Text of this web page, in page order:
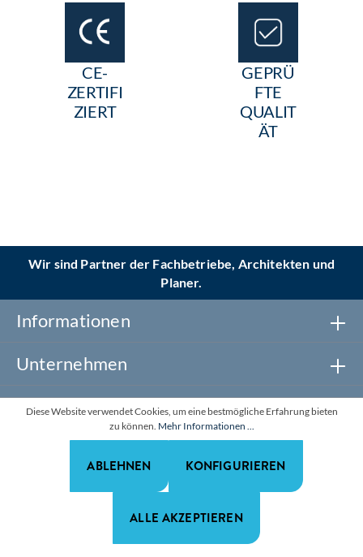
CE-
ZERTIFI
ZIERT
GEPRÜ
FTE
QUALIT
ÄT
Wir sind Partner der Fachbetriebe, Architekten und
Planer.
Informationen
Unternehmen
Newsletter abonnieren
*Alle Preise zzgl. gesetzl. Mehrwertsteuer. Alle Rechte
vorbehalten.
Diese Website verwendet Cookies, um eine bestmögliche Erfahrung bieten
zu können. Mehr Informationen ...
ABLEHNEN KONFIGURIEREN
ALLE AKZEPTIEREN